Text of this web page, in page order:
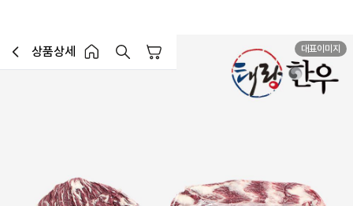
이전페이지로 이동
상품상세
홈 버튼홈 장바구니
대표이미지